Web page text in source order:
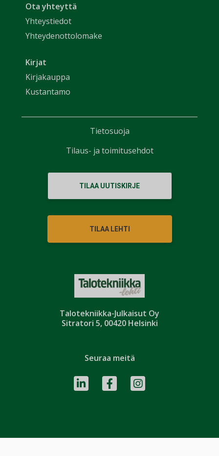
Talotekniikka-Julkaisut Oy
Sitratori 5, 00420 Helsinki
Ota yhteyttä
Yhteystiedot
Yhteydenottolomake
Kirjat
Kirjakauppa
Kustantamo
TILAA UUTISKIRJE
TILAA LEHTI
Seuraa meitä
Tietosuoja
Tilaus- ja toimitusehdot